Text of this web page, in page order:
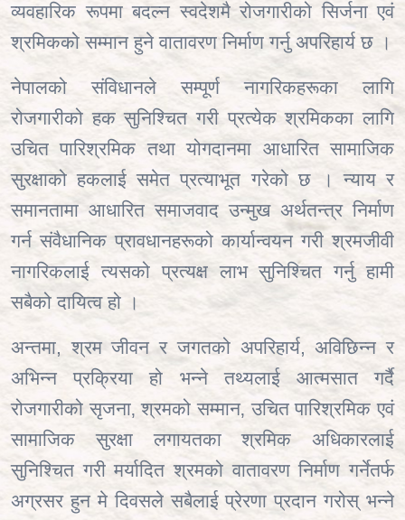
व्यवहारिक रूपमा बदल्न स्वदेशमै रोजगारीको सिर्जना एवं
श्रमिकको सम्मान हुने वातावरण निर्माण गर्नु अपरिहार्य छ ।
नेपालको संविधानले सम्पूर्ण नागरिकहरूका लागि
रोजगारीको हक सुनिश्चित गरी प्रत्येक श्रमिकका लागि
उचित पारिश्रमिक तथा योगदानमा आधारित सामाजिक
सुरक्षाको हकलाई समेत प्रत्याभूत गरेको छ । न्याय र
समानतामा आधारित समाजवाद उन्मुख अर्थतन्त्र निर्माण
गर्न संवैधानिक प्रावधानहरूको कार्यान्वयन गरी श्रमजीवी
नागरिकलाई त्यसको प्रत्यक्ष लाभ सुनिश्चित गर्नु हामी
सबैको दायित्व हो ।
अन्तमा,श्रम जीवन र जगतको अपरिहार्य,अविछिन्न र
अभिन्न प्रक्रिया हो भन्ने तथ्यलाई आत्मसात गर्दै
रोजगारीको सृजना‚ श्रमको सम्मान‚ उचित पारिश्रमिक एवं
सामाजिक सुरक्षा लगायतका श्रमिक अधिकारलाई
सुनिश्चित गरी मर्यादित श्रमको वातावरण निर्माण गर्नेतर्फ
अग्रसर हुन मे दिवसले सबैलाई प्रेरणा प्रदान गरोस् भन्ने